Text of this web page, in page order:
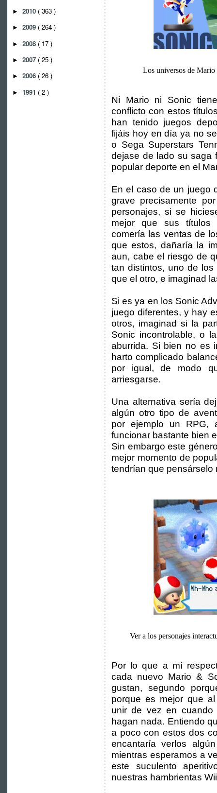
► 2010 ( 363 )
► 2009 ( 264 )
► 2008 ( 17 )
► 2007 ( 25 )
► 2006 ( 26 )
► 1991 ( 2 )
Los universos de Mario
Ni Mario ni Sonic
conflicto con estos
han tenido juegos
fijáis hoy en día ya no
o Sega Superstars
dejase de lado su saga
popular deporte en el
En el caso de un juego
grave precisamente
personajes, si se
mejor que sus títulos
comería las ventas de
que estos, dañaría la
aun, cabe el riesgo de
tan distintos, uno de
que el otro, e imaginad
Si es ya en los Sonic
juego diferentes, y hay
otros, imaginad si la
Sonic incontrolable, o
aburrida. Si bien no es
harto complicado
por igual, de modo
arriesgarse.
Una alternativa sería
algún otro tipo de
por ejemplo un RPG,
funcionar bastante bien
Sin embargo este
mejor momento de
tendrían que pensárselo
Ver a los personajes
Por lo que a mí
cada nuevo Mario &
gustan, segundo
porque es mejor que
unir de vez en
hagan nada. Entiendo
a poco con estos dos
encantaría verlos
mientras esperamos a
este suculento
nuestras hambrientas